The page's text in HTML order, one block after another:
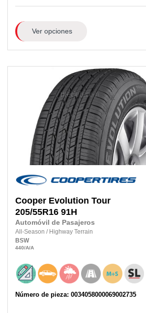
Ver opciones
Cooper Evolution Tour
205/55R16 91H
Automóvil de Pasajeros
All-Season / Highway Terrain
BSW
440/A/A
Número de pieza: 0034058000069002735